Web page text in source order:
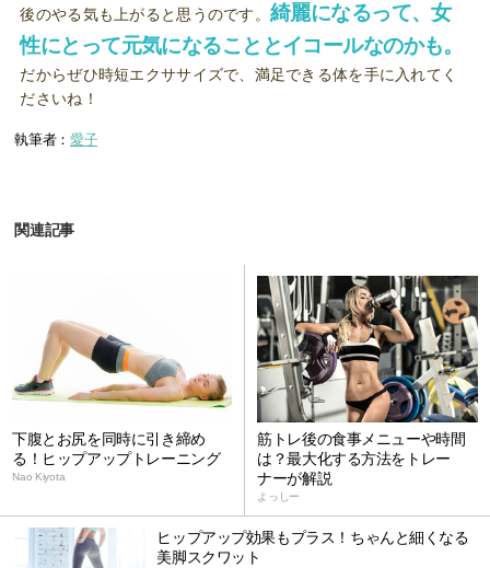
後のやる気も上がると思うのです。 綺麗になるって、女
性にとって元気になることとイコールなのかも。
だからぜひ時短エクササイズで、満足できる体を手に入れてく
ださいね！
執筆者： 愛子
関連記事
下腹とお尻を同時に引き締め
る！ヒップアップトレーニング
Nao Kiyota
筋トレ後の食事メニューや時間
は？最大化する方法をトレー
ナーが解説
よっしー
ヒップアップ効果もプラス！ちゃんと細くなる
美脚スクワット